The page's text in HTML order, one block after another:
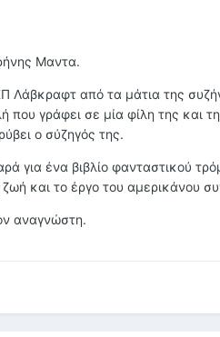
Μαντα.
Λάβκραφτ από τα μάτια της
γράφει σε μία φίλη της και
ο σύζηγός της.
για ένα βιβλίο φανταστικού
και το έργο του αμερικάνου
αναγνώστη.